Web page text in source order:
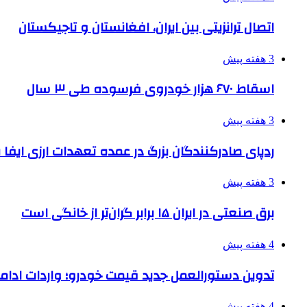
اتصال ترانزیتی بین ایران، افغانستان و تاجیکستان
3 هفته پیش
اسقاط ۶۷۰ هزار خودروی فرسوده طی ۳ سال
3 هفته پیش
ردپای صادرکنندگان بزرگ در عمده تعهدات ارزی
3 هفته پیش
برق صنعتی در ایران ۱۵ برابر گران‌تر از خانگی است
4 هفته پیش
تدوین دستورالعمل جدید قیمت خودرو؛ واردات